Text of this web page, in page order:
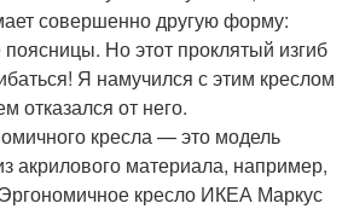
совершенно другую форму:
Но этот проклятый изгиб
Я намучился с этим креслом
отказался от него.
кресла — это модель
акрилового материала, например,
Эргономичное кресло ИКЕА Маркус